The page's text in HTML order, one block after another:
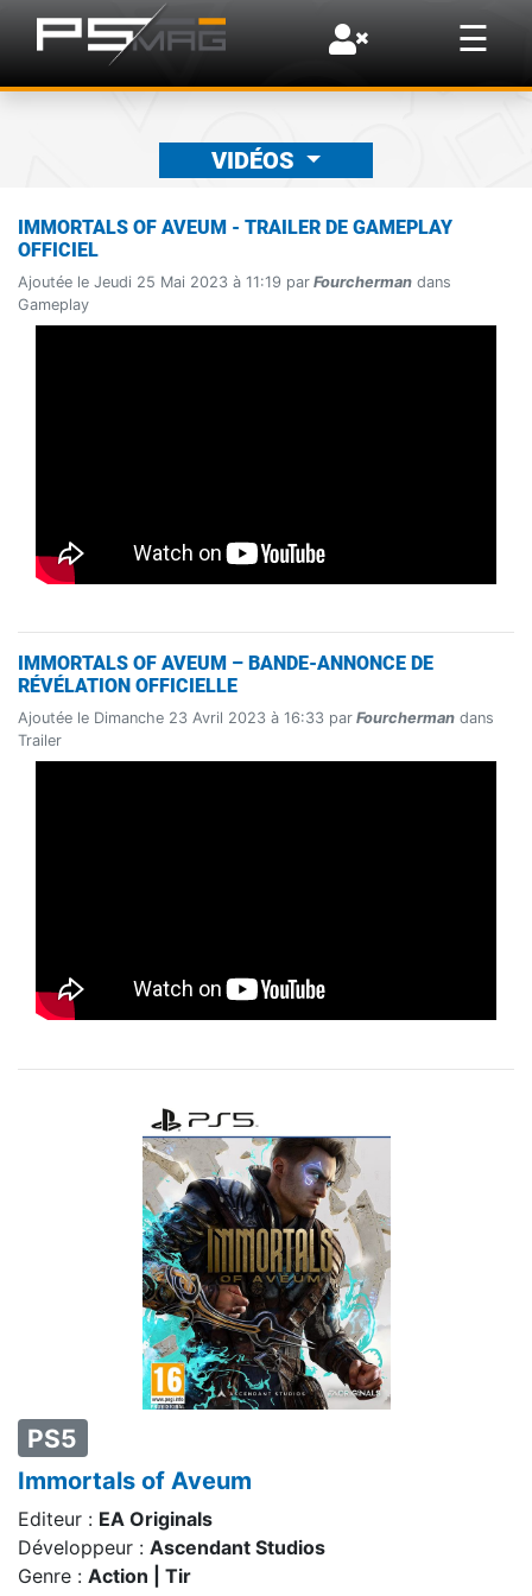
☰
×
VIDÉOS
PS5
Immortals of Aveum
Editeur : EA Originals
Développeur : Ascendant Studios
Genre : Action | Tir
IMMORTALS OF AVEUM - TRAILER DE GAMEPLAY
OFFICIEL
Ajoutée le Jeudi 25 Mai 2023 à 11:19 par Fourcherman dans
Gameplay
IMMORTALS OF AVEUM – BANDE-ANNONCE DE
RÉVÉLATION OFFICIELLE
Ajoutée le Dimanche 23 Avril 2023 à 16:33 par Fourcherman dans
Trailer